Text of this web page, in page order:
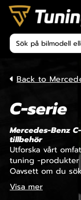
Skip to content
Produktsökning
Back to
C-serie
Mercedes-Benz
tillbehör
Utforska vårt
tuning -produkter
Oavsett om du
Visa mer